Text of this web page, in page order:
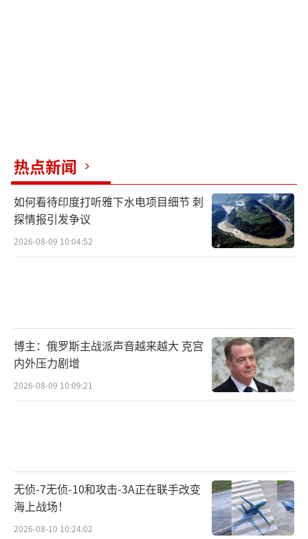
热点新闻
如何看待印度打听雅下水电项目细节 刺
探情报引发争议
2026-08-09 10:04:52
博主：俄罗斯主战派声音越来越大 克宫
内外压力剧增
2026-08-09 10:09:21
无侦-7无侦-10和攻击-3A正在联手改变
海上战场！
2026-08-10 10:24:02